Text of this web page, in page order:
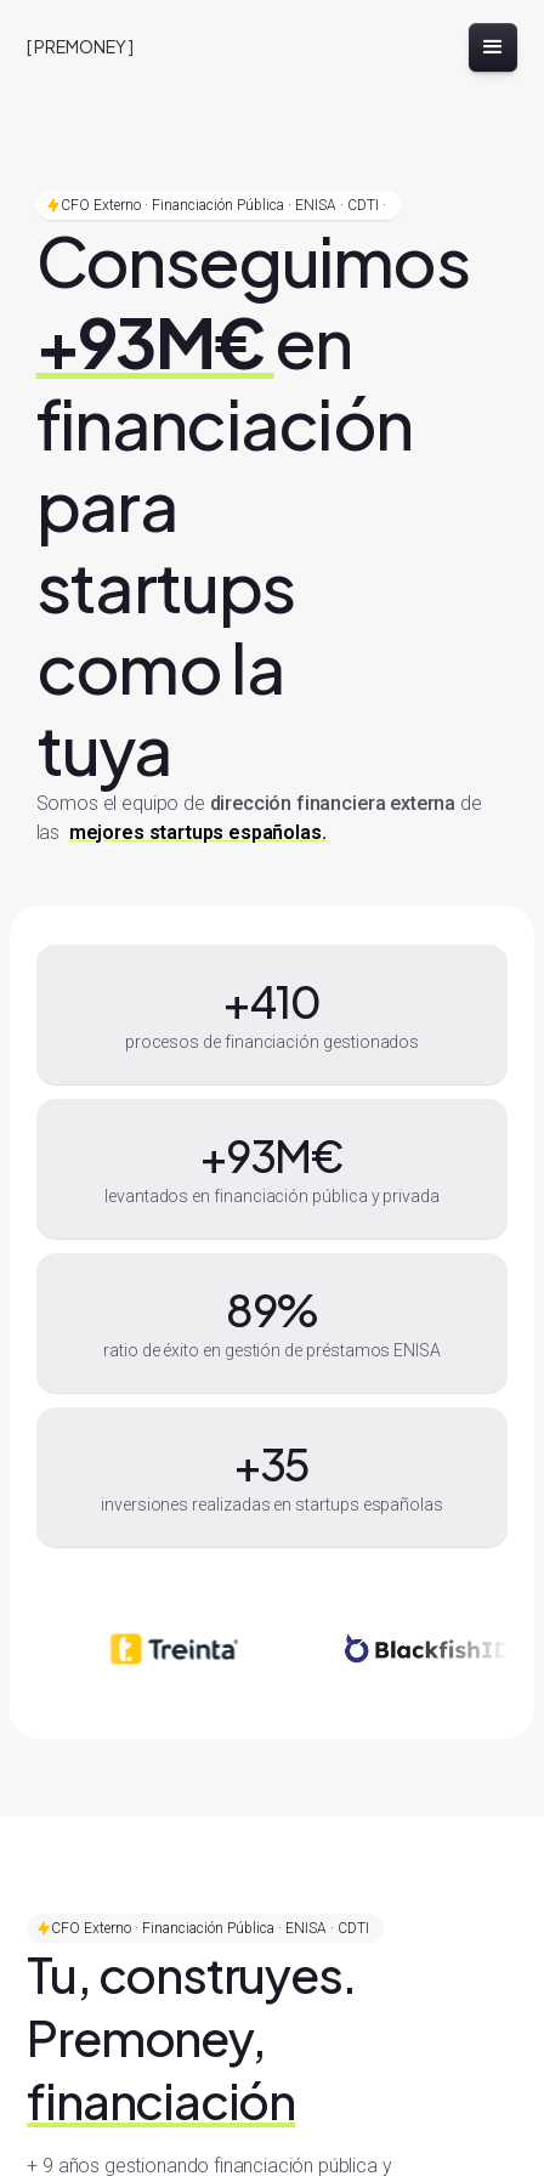
[ PREMONEY ]
CFO Externo · Financiación Pública · ENISA · CDTI ·
Conseguimos
+93M€en
financiación
para
startups
como la
tuya
Somos el equipo de dirección financiera externa de
las mejores startups españolas.
+410
procesos de financiación gestionados
+93M€
levantados en financiación pública y privada
89%
ratio de éxito en gestión de préstamos ENISA
+35
inversiones realizadas en startups españolas
CFO Externo · Financiación Pública · ENISA · CDTI
Tu, construyes.
Premoney,
financiación
+ 9 años gestionando financiación pública y